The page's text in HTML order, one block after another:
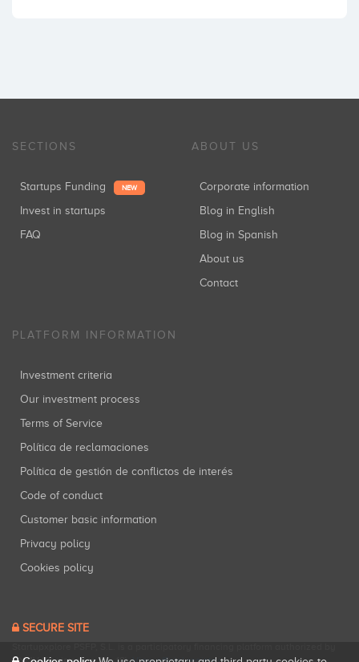
SECTIONS
Startups Funding NEW
Invest in startups
FAQ
ABOUT US
Corporate information
Blog in English
Blog in Spanish
About us
Contact
PLATFORM INFORMATION
Investment criteria
Our investment process
Terms of Service
Política de reclamaciones
Política de gestión de conflictos de interés
Code of conduct
Customer basic information
Privacy policy
Cookies policy
SECURE SITE